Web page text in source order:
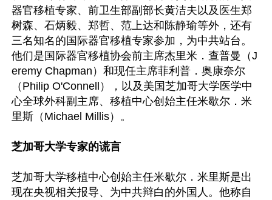
器官移植专家、前卫生部副部长黄洁夫以及医生郑
树森、石炳毅、郑哲、范上达和陈静瑜等外，还有
三名知名的国际器官移植专家参加，为中共站台。
他们是国际器官移植协会前主席杰里米．查普曼（J
eremy Chapman）和现任主席菲利普．奥康奈尔
（Philip O'Connell），以及美国芝加哥大学医学中
心全球外科副主席、移植中心创始主任米歇尔．米
里斯（Michael Millis）。
芝加哥大学专家的谎言
芝加哥大学移植中心创始主任米歇尔．米里斯是出
现在央视相关报导、为中共辩白的外国人。他称自